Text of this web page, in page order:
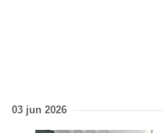
03 jun 2026